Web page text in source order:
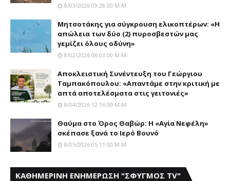
8/03/2026 09:28:00 Μ.μ.
Μητσοτάκης για σύγκρουση ελικοπτέρων: «Η
απώλεια των δύο (2) πυροσβεστών μας
γεμίζει όλους οδύνη»
8/02/2026 08:03:00 Μ.μ.
Αποκλειστική Συνέντευξη του Γεώργιου
Ταμπακόπουλου: «Απαντάμε στην κριτική με
απτά αποτελέσματα στις γειτονιές»
8/04/2026 12:16:00 Μ.μ.
Θαύμα στο Όρος Θαβώρ: H «Aγία Nεφέλη»
σκέπασε ξανά το Iερό Bουνό
8/05/2026 05:11:00 Μ.μ.
ΚΑΘΗΜΕΡΙΝΗ ΕΝΗΜΕΡΩΣΗ "ΣΦΥΓΜΟΣ TV"